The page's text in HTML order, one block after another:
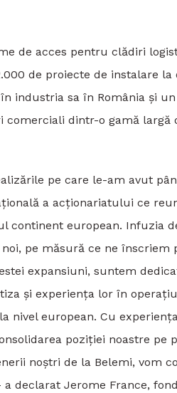
de acces pentru clădiri
de proiecte de instalare la
industria sa în România și
dintr-o gamă largă
pe care le-am avut
a acționariatului ce
european. Infuzia
pe măsură ce ne înscriem
expansiuni, suntem
și experiența lor în
nivel european. Cu
poziției noastre pe
noștri de la Belemi, vom
declarat Jerome France,